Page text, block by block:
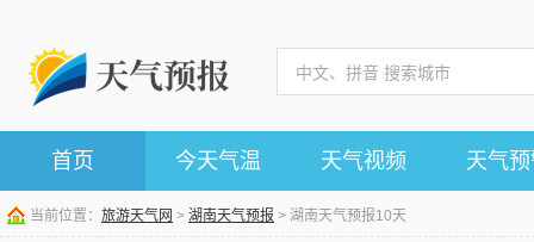
首页 今天气温 天气视频 天气
当前位置： 旅游天气网 > 湖南天气预报 > 湖南天气预报10天